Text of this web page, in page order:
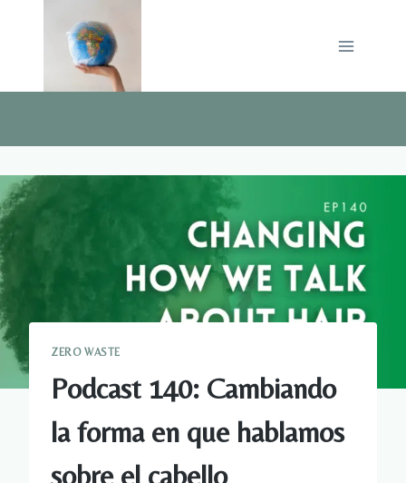
ZERO WASTE
Podcast 140: Cambiando
la forma en que hablamos
sobre el cabello